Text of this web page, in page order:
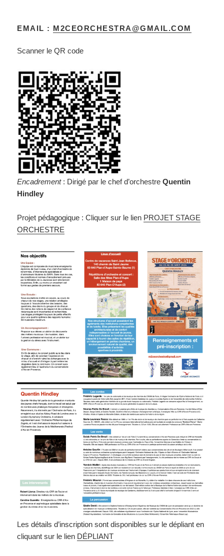
EMAIL : M2CEORCHESTRA@GMAIL.COM
Scanner le QR code
Encadrement : Dirigé par le chef d’orchestreQuentin
Hindley
Projet pédagogique : Cliquer sur le lien PROJET STAGE
ORCHESTRE
Les détails d’inscription sont disponibles sur le dépliant en
cliquant sur le lien DÉPLIANT